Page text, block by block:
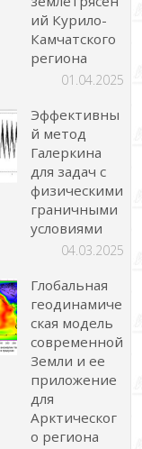
ий Курило-
Камчатского
региона
01.04.2025
Эффективны
й метод
Галеркина
для задач с
физическими
граничными
условиями
04.03.2025
Глобальная
геодинамиче
ская модель
современной
Земли и ее
приложение
для
Арктическог
о региона